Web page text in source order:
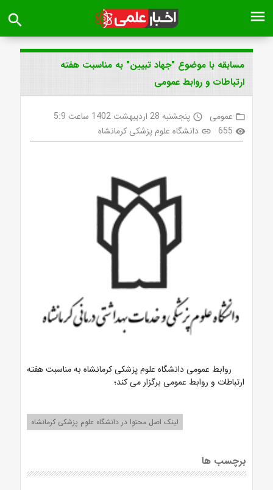
menu
search
مسابقه با موضوع "جهاد تبیین" به مناسبت هفته
ارتباطات و روابط عمومی
folder_open عمومی access_time پنجشنبه 28 اردیبهشت 1402 ساعت 5:9
visibility
655
link دانشگاه علوم پزشکی کرمانشاه
روابط عمومی دانشگاه علوم پزشکی کرمانشاه به مناسبت هفته
ارتباطات و روابط عمومی برگزار می کند؛
لینک اصل محتوا در دانشگاه علوم پزشکی کرمانشاه
برچسب ها